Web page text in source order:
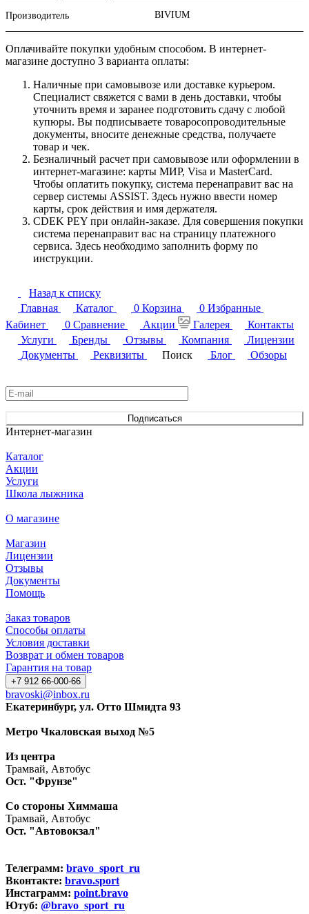
Производитель BIVIUM
Оплачивайте покупки удобным способом. В интернет-
магазине доступно 3 варианта оплаты:
Наличные при самовывозе или доставке курьером.
Специалист свяжется с вами в день доставки, чтобы
уточнить время и заранее подготовить сдачу с любой
купюры. Вы подписываете товаросопроводительные
документы, вносите денежные средства, получаете
товар и чек.
Безналичный расчет при самовывозе или оформлении в
интернет-магазине: карты МИР, Visa и MasterCard.
Чтобы оплатить покупку, система перенаправит вас на
сервер системы ASSIST. Здесь нужно ввести номер
карты, срок действия и имя держателя.
CDEK PEY при онлайн-заказе. Для совершения покупки
система перенаправит вас на страницу платежного
сервиса. Здесь необходимо заполнить форму по
инструкции.
Назад к списку
Главная
Каталог 0 Корзина 0 Избранные
Кабинет
0 Сравнение Акции Галерея
Контакты
Услуги
Бренды Отзывы Компания
Лицензии
Документы
Реквизиты Поиск Блог
Обзоры
Подписаться
Интернет-магазин
Каталог
Акции
Услуги
Школа лыжника
О магазине
Магазин
Лицензии
Отзывы
Документы
Помощь
Заказ товаров
Способы оплаты
Условия доставки
Возврат и обмен товаров
Гарантия на товар
+7 912 66-000-66
bravoski@inbox.ru
Екатеринбург, ул. Отто Шмидта 93
Метро Чкаловская выход №5
Из центра
Трамвай, Автобус
Ост. "Фрунзе"
Со стороны Химмаша
Трамвай, Автобус
Ост. "Автовокзал"
Телеграмм: bravo_sport_ru
Вконтакте: bravo.sport
Инстаграмм: point.bravo
Ютуб: @bravo_sport_ru